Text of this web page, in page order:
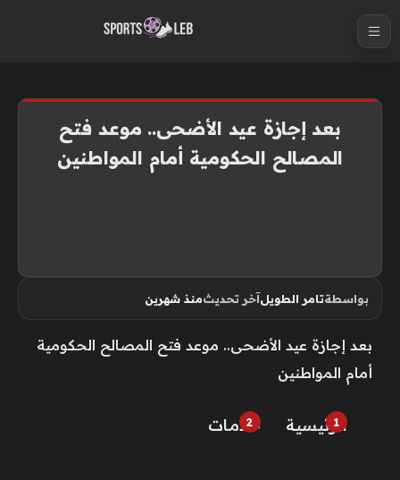
بعد إجازة عيد الأضحى.. موعد فتح
المصالح الحكومية أمام المواطنين
بواسطةتامر الطويلآخر تحديثمنذ شهرين
بعد إجازة عيد الأضحى.. موعد فتح المصالح الحكومية
أمام المواطنين
الرئيسية خـدمـات